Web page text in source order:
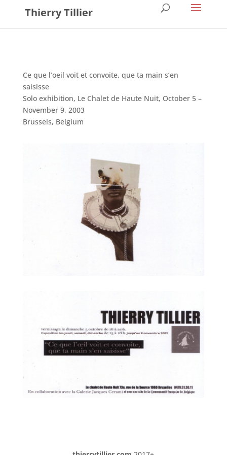
Thierry Tillier
Ce que l’oeil voit et convoite, que ta main s’en
saisisse
Solo exhibition, Le Chalet de Haute Nuit, October 5 –
November 9, 2003
Brussels, Belgium